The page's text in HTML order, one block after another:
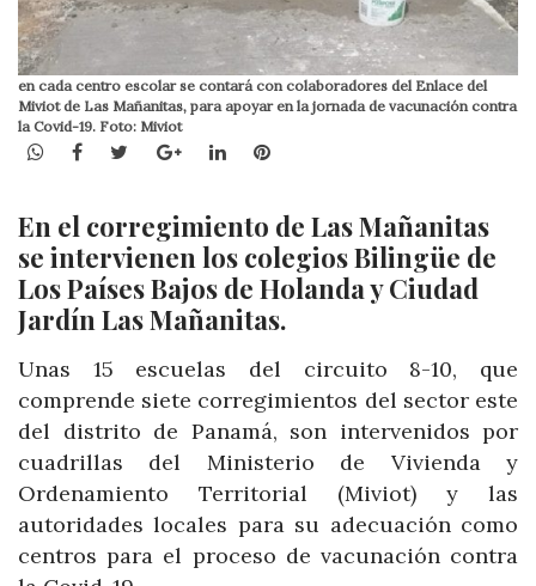
en cada centro escolar se contará con colaboradores del Enlace del
Miviot de Las Mañanitas, para apoyar en la jornada de vacunación contra
la Covid-19. Foto: Miviot
WhatsApp
Facebook
TwitterGoogle+LinkedInPinterest
En el corregimiento de Las Mañanitas
se intervienen los colegios Bilingüe de
Los Países Bajos de Holanda y Ciudad
Jardín Las Mañanitas.
Unas 15 escuelas del circuito 8-10, que
comprende siete corregimientos del sector este
del distrito de Panamá, son intervenidos por
cuadrillas del Ministerio de Vivienda y
Ordenamiento Territorial (Miviot) y las
autoridades locales para su adecuación como
centros para el proceso de vacunación contra